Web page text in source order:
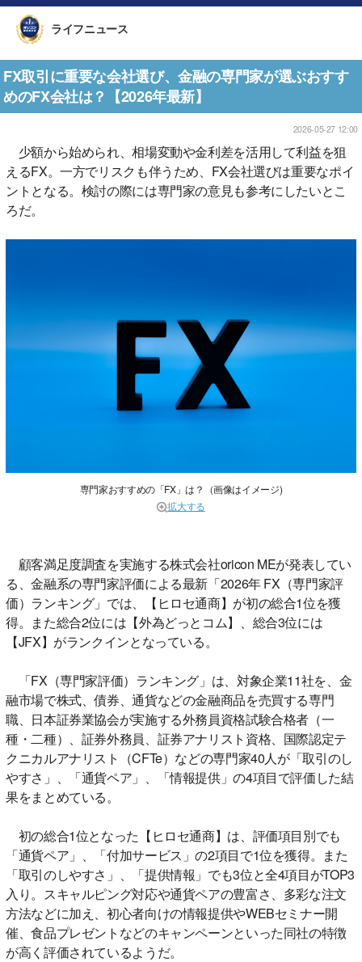
ライフニュース
FX取引に重要な会社選び、金融の専門家が選ぶおすす
めのFX会社は？【2026年最新】
2026-05-27 12:00
少額から始められ、相場変動や金利差を活用して利益を狙
えるFX。一方でリスクも伴うため、FX会社選びは重要なポイ
ントとなる。検討の際には専門家の意見も参考にしたいとこ
ろだ。
専門家おすすめの「FX」は？（画像はイメージ)
拡大する
顧客満足度調査を実施する株式会社oricon MEが発表してい
る、金融系の専門家評価による最新「2026年 FX（専門家評
価）ランキング」では、【ヒロセ通商】が初の総合1位を獲
得。また総合2位には【外為どっとコム】、総合3位には
【JFX】がランクインとなっている。
「FX（専門家評価）ランキング」は、対象企業11社を、金
融市場で株式、債券、通貨などの金融商品を売買する専門
職、日本証券業協会が実施する外務員資格試験合格者（一
種・二種）、証券外務員、証券アナリスト資格、国際認定テ
クニカルアナリスト（CFTe）などの専門家40人が「取引のし
やすさ」、「通貨ペア」、「情報提供」の4項目で評価した結
果をまとめている。
初の総合1位となった【ヒロセ通商】は、評価項目別でも
「通貨ペア」、「付加サービス」の2項目で1位を獲得。また
「取引のしやすさ」、「提供情報」でも3位と全4項目がTOP3
入り。スキャルピング対応や通貨ペアの豊富さ、多彩な注文
方法などに加え、初心者向けの情報提供やWEBセミナー開
催、食品プレゼントなどのキャンペーンといった同社の特徴
が高く評価されているようだ。